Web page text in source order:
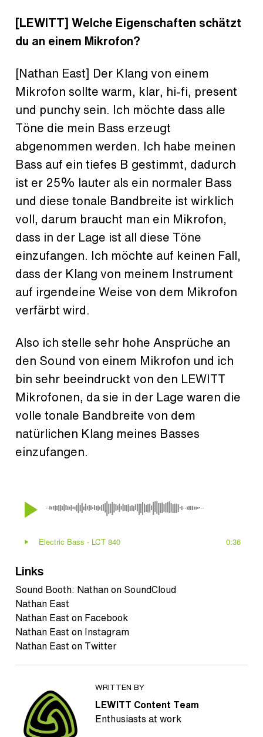
[LEWITT] Welche Eigenschaften schätzt
du an einem Mikrofon?
[Nathan East] Der Klang von einem
Mikrofon sollte warm, klar, hi-fi, present
und punchy sein. Ich möchte dass alle
Töne die mein Bass erzeugt
abgenommen werden. Ich habe meinen
Bass auf ein tiefes B gestimmt, dadurch
ist er 25% lauter als ein normaler Bass
und diese tonale Bandbreite ist wirklich
voll, darum braucht man ein Mikrofon,
dass in der Lage ist all diese Töne
einzufangen. Ich möchte auf keinen Fall,
dass der Klang von meinem Instrument
auf irgendeine Weise von dem Mikrofon
verfärbt wird.
Also ich stelle sehr hohe Ansprüche an
den Sound von einem Mikrofon und ich
bin sehr beeindruckt von den LEWITT
Mikrofonen, da sie in der Lage waren die
volle tonale Bandbreite von dem
natürlichen Klang meines Basses
einzufangen.
Links
Sound Booth: Nathan on SoundCloud
Nathan East
Nathan East on Facebook
Nathan East on Instagram
Nathan East on Twitter
WRITTEN BY
LEWITT Content Team
Enthusiasts at work